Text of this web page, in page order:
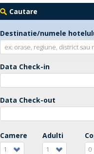
Cautare
Destinatie/numele
Data Check-in
Data Check-out
Camere
1
Adulti
1 0